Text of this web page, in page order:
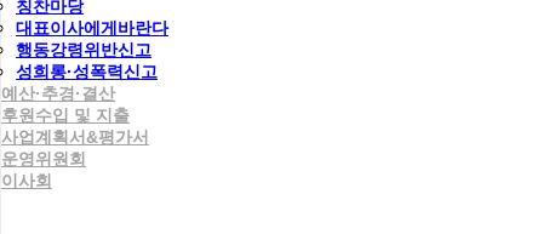
칭찬마당
대표이사에게바란다
행동강령위반신고
성희롱·성폭력신고
예산·추경·결산
후원수입 및 지출
사업계획서&평가서
운영위원회
이사회